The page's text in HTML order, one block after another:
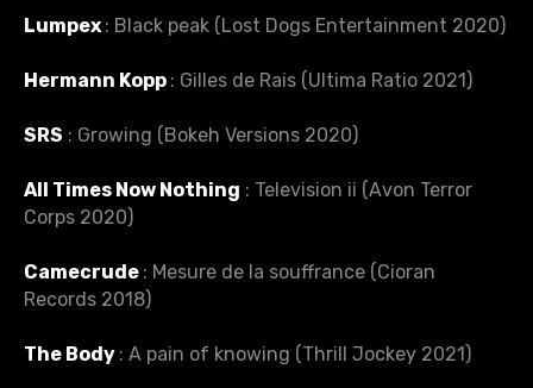
Lumpex : Black peak (Lost Dogs Entertainment 2020)
Hermann Kopp : Gilles de Rais (Ultima Ratio 2021)
SRS : Growing (Bokeh Versions 2020)
All Times Now Nothing : Television ii (Avon Terror
Corps 2020)
Camecrude : Mesure de la souffrance (Cioran
Records ‎2018)
The Body : A pain of knowing (Thrill Jockey 2021)